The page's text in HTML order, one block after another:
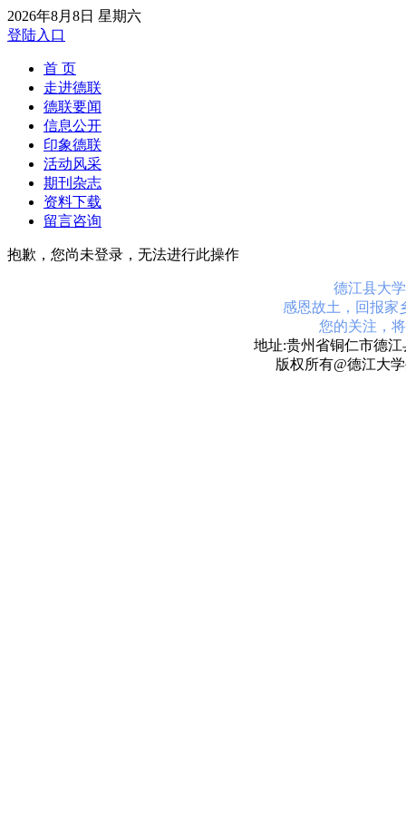
2026年8月8日 星期六
登陆入口
首 页
走进德联
德联要闻
信息公开
印象德联
活动风采
期刊杂志
资料下载
留言咨询
抱歉，您尚未登录，无法进行此操作
德江县大
感恩故土，回报家
您的关注，
地址:贵州省铜仁市德
版权所有@德江大